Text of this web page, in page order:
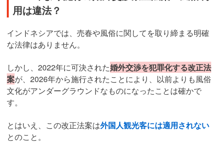
用は違法？
インドネシアでは、売春や風俗に関してを取り締まる明確
な法律はありません。
しかし、2022年に可決された婚外交渉を犯罪化する改正法
案が、2026年から施行されたことにより、以前よりも風俗
文化がアンダーグラウンドなものになったことは確かで
す。
とはいえ、この改正法案は外国人観光客には適用されない
とのこと。